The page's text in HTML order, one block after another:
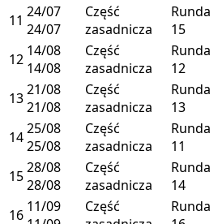
11 24/07
24/07
Część
zasadnicza
Runda
15
12 14/08
14/08
Część
zasadnicza
Runda
12
1321/08
21/08
Część
zasadnicza
Runda
13
1425/08
25/08
Część
zasadnicza
Runda
11
1528/08
28/08
Część
zasadnicza
Runda
14
16 11/09
Część
Runda